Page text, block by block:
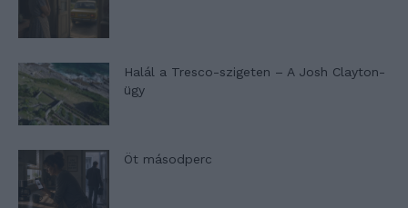
Halál a Tresco-szigeten – A Josh Clayton-
ügy
Öt másodperc